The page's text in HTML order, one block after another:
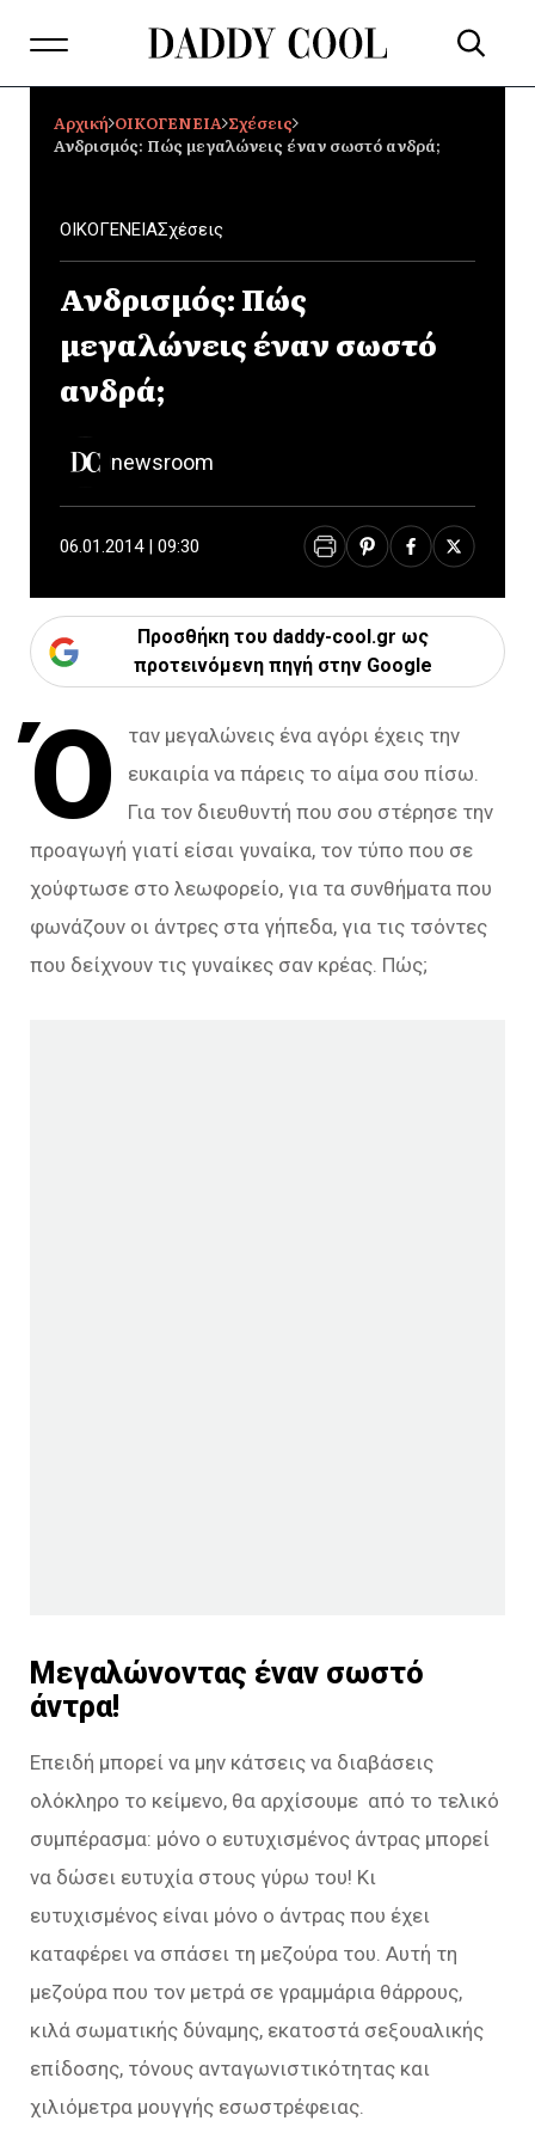
Αρχική ΟΙΚΟΓΕΝΕΙΑ Σχέσεις
Ανδρισμός: Πώς μεγαλώνεις έναν σωστό ανδρά;
ΟΙΚΟΓΕΝΕΙΑΣχέσεις
Ανδρισμός: Πώς
μεγαλώνεις έναν σωστό
ανδρά;
newsroom
06.01.2014 | 09:30
Προσθήκη του daddy-cool.gr ως
προτεινόμενη πηγή στην Google
Ό
ταν μεγαλώνεις ένα αγόρι έχεις την
ευκαιρία να πάρεις το αίμα σου πίσω.
Για τον διευθυντή που σου στέρησε την
προαγωγή γιατί είσαι γυναίκα, τον τύπο που σε
χούφτωσε στο λεωφορείο, για τα συνθήματα που
φωνάζουν οι άντρες στα γήπεδα, για τις τσόντες
που δείχνουν τις γυναίκες σαν κρέας. Πώς;
Μεγαλώνοντας έναν σωστό
άντρα!
Επειδή μπορεί να μην κάτσεις να διαβάσεις
ολόκληρο το κείμενο, θα αρχίσουμε από το τελικό
συμπέρασμα: μόνο ο ευτυχισμένος άντρας μπορεί
να δώσει ευτυχία στους γύρω του! Κι
ευτυχισμένος είναι μόνο ο άντρας που έχει
καταφέρει να σπάσει τη μεζούρα του. Αυτή τη
μεζούρα που τον μετρά σε γραμμάρια θάρρους,
κιλά σωματικής δύναμης, εκατοστά σεξουαλικής
επίδοσης, τόνους ανταγωνιστικότητας και
χιλιόμετρα μουγγής εσωστρέφειας.